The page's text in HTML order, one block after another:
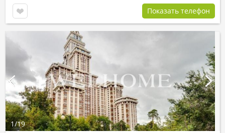
Показать телефон
1/19